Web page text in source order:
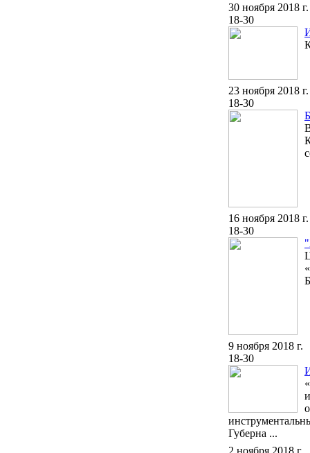
30 ноября 2018 г.
18-30
23 ноября 2018 г.
18-30
16 ноября 2018 г.
18-30
9 ноября 2018 г.
18-30
Губерна ...
2 ноября 2018 г.